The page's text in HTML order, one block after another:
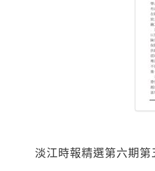
淡江時報精選第六期第